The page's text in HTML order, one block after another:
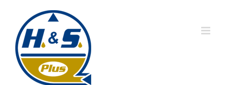
contenido